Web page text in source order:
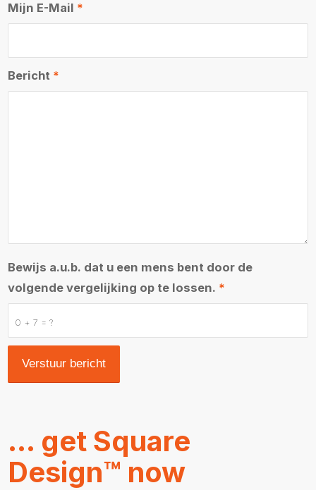
Mijn E-Mail *
Bericht *
0 + 7 = ?
Bewijs a.u.b. dat u een mens bent door de
volgende vergelijking op te lossen. *
… get Square
Design™ now